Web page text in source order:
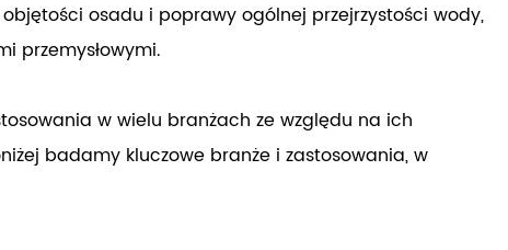
osadu i poprawy ogólnej przejrzystości wody,
przemysłowymi.
w wielu branżach ze względu na ich
badamy kluczowe branże i zastosowania, w